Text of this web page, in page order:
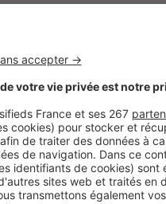
votre maison
certainement, les
diminue et où le
et pastels dans votre
du baume au cœur et vous